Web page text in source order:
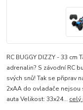
RC BUGGY DIZZY - 33
adrenalin? S závodní RC
svých snů! Tak se připrav
2xAA do ovladače nejsou
auta Velikost: 33x24... celý